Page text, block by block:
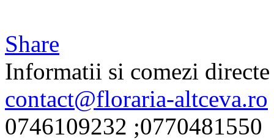
Share
Informatii si comezi
contact@floraria-altceva.ro
0746109232 ;0770481550